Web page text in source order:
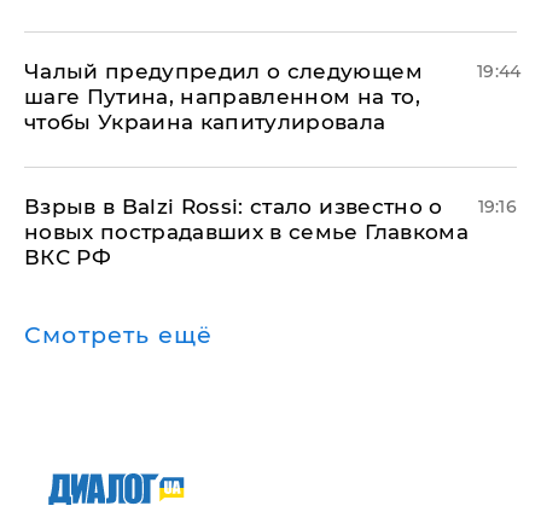
Чалый предупредил о следующем
шаге Путина, направленном на то,
чтобы Украина капитулировала
19:44
Взрыв в Balzi Rossi: стало известно о
новых пострадавших в семье Главкома
ВКС РФ
19:16
Смотреть ещё